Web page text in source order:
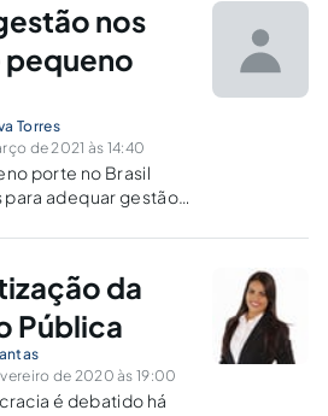
nos
pequeno
Torres
de 2021 às 14:40
porte no Brasil
adequar gestão
à legalidade.
sul de Minas
da
Pública
de 2020 às 19:00
é debatido há